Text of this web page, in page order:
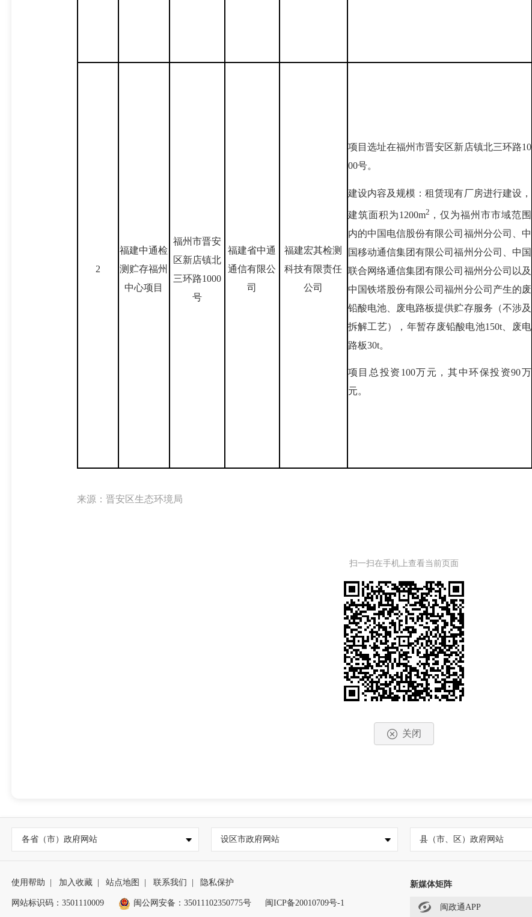
2
福建中通检
测贮存福州
中心项目
福州市晋安
区新店镇北
三环路1000
号
福建省中通
通信有限公
司
福建宏其检测
科技有限责任
公司
项目选址在福州市晋安区新店镇北三环路10
00号。
建设内容及规模：租赁现有厂房进行建设，
建筑面积为1200m2 ，仅为福州市市域范围
内的中国电信股份有限公司福州分公司、中
国移动通信集团有限公司福州分公司、中国
联合网络通信集团有限公司福州分公司以及
中国铁塔股份有限公司福州分公司产生的废
铅酸电池、废电路板提供贮存服务（不涉及
拆解工艺），年暂存废铅酸电池150t、废电
路板30t。
项目总投资100万元，其中环保投资90万
元。
来源：晋安区生态环境局
扫一扫在手机上查看当前页面
关闭
各省（市）政府网站 设区市政府网站 县（市、区）政府网站
使用帮助 加入收藏 站点地图 联系我们 隐私保护
网站标识码：3501110009 闽公网安备：35011102350775号 闽ICP备20010709号-1
新媒体矩阵
闽政通APP